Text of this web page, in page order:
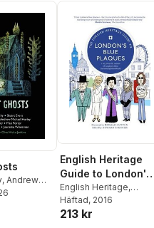
, Andrew
Haddon
English Heritage
Guide to London's
Blue Plaques
English Heritage,
Howard Spencer
Häftad, 2016
213 kr